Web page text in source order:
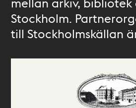
Stockholm.
till Stockholmskällan